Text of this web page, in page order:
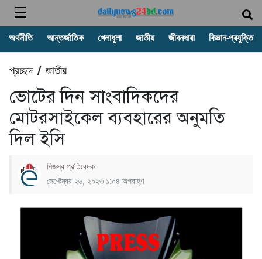
অর্থনীতি আন্তর্জাতিক খেলাধুলা জাতীয় জীবনধারা বিজ্ঞান-প্রযুক্তি
প্রচ্ছদ/ জাতীয়
ভোটের দিন সাংবাদিকদের
মোটরসাইকেল ব্যবহারের অনুমতি
দিল ইসি
নিজস্ব প্রতিবেদক
সেপ্টেম্বর ২৬, ২০২৩ ১:০৪ অপরাহ্ণ